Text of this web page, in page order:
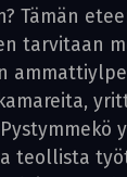
Tämän
tarvitaan
teollista